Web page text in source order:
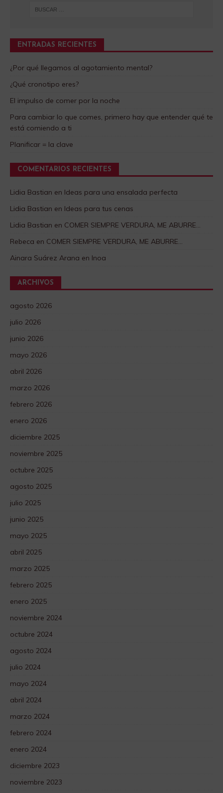
ENTRADAS RECIENTES
¿Por qué llegamos al agotamiento mental?
¿Qué cronotipo eres?
El impulso de comer por la noche
Para cambiar lo que comes, primero hay que entender qué te
está comiendo a ti
Planificar = la clave
COMENTARIOS RECIENTES
Lidia Bastian en Ideas para una ensalada perfecta
Lidia Bastian en Ideas para tus cenas
Lidia Bastian en COMER SIEMPRE VERDURA, ME ABURRE…
Rebeca en COMER SIEMPRE VERDURA, ME ABURRE…
Ainara Suárez Arana en Inoa
ARCHIVOS
agosto 2026
julio 2026
junio 2026
mayo 2026
abril 2026
marzo 2026
febrero 2026
enero 2026
diciembre 2025
noviembre 2025
octubre 2025
agosto 2025
julio 2025
junio 2025
mayo 2025
abril 2025
marzo 2025
febrero 2025
enero 2025
noviembre 2024
octubre 2024
agosto 2024
julio 2024
mayo 2024
abril 2024
marzo 2024
febrero 2024
enero 2024
diciembre 2023
noviembre 2023